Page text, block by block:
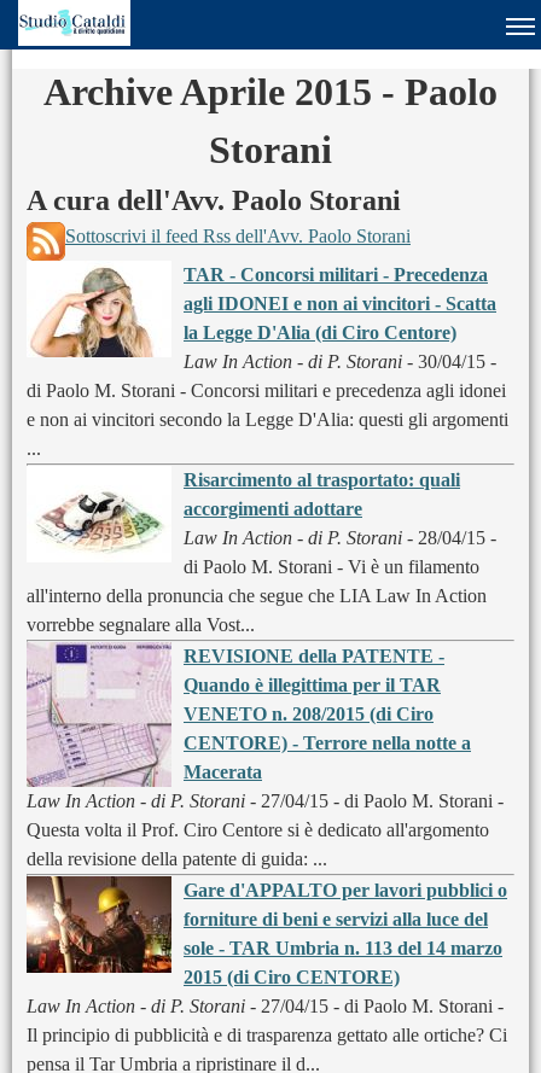
Archive Aprile 2015 - Paolo
Storani
A cura dell'Avv. Paolo Storani
Sottoscrivi il feed Rss dell'Avv. Paolo Storani
TAR - Concorsi militari - Precedenza
agli IDONEI e non ai vincitori - Scatta
la Legge D'Alia (di Ciro Centore)
Law In Action - di P. Storani - 30/04/15 -
di Paolo M. Storani - Concorsi militari e precedenza agli idonei
e non ai vincitori secondo la Legge D'Alia: questi gli argomenti
...
Risarcimento al trasportato: quali
accorgimenti adottare
Law In Action - di P. Storani - 28/04/15 -
di Paolo M. Storani - Vi è un filamento
all'interno della pronuncia che segue che LIA Law In Action
vorrebbe segnalare alla Vost...
REVISIONE della PATENTE -
Quando è illegittima per il TAR
VENETO n. 208/2015 (di Ciro
CENTORE) - Terrore nella notte a
Macerata
Law In Action - di P. Storani - 27/04/15 - di Paolo M. Storani -
Questa volta il Prof. Ciro Centore si è dedicato all'argomento
della revisione della patente di guida: ...
Gare d'APPALTO per lavori pubblici o
forniture di beni e servizi alla luce del
sole - TAR Umbria n. 113 del 14 marzo
2015 (di Ciro CENTORE)
Law In Action - di P. Storani - 27/04/15 - di Paolo M. Storani -
Il principio di pubblicità e di trasparenza gettato alle ortiche? Ci
pensa il Tar Umbria a ripristinare il d...